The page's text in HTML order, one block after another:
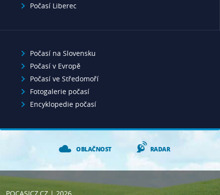
Počasí Liberec
Počasí na Slovensku
Počasí v Evropě
Počasí ve Středomoří
Fotogalerie počasí
Encyklopedie počasí
OBLAČNOST RADAR
POCASICZ.CZ| 2026